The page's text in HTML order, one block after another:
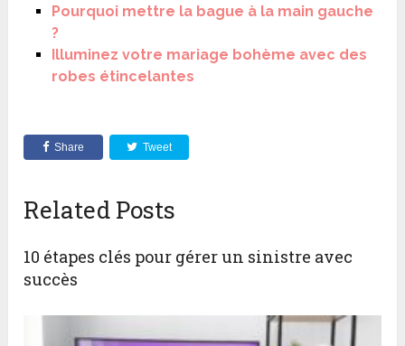
Pourquoi mettre la bague à la main gauche
?
Illuminez votre mariage bohème avec des
robes étincelantes
Share Tweet
Related Posts
10 étapes clés pour gérer un sinistre avec
succès